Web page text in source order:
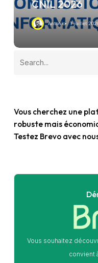
CNIL 2026
Antonio 1 juillet
Vous cherchez une
robuste mais
Testez Brevo avec
Vous souhaitez
convient